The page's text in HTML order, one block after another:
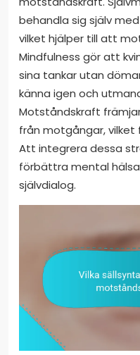
behandla sig själv
vilket hjälper till att
Mindfulness gör att
sina tankar utan
känna igen och
Motståndskraft
från motgångar, vilket
Att integrera dessa
förbättra mental
självdialog.